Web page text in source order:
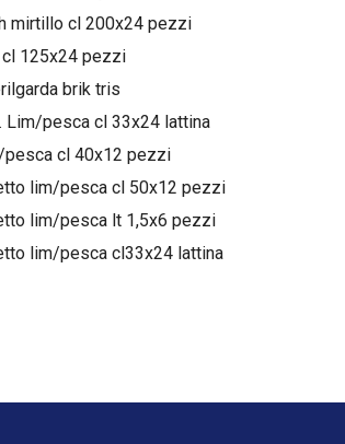
mirtillo cl 200x24 pezzi
125x24 pezzi
brik tris
Lim/pesca cl 33x24 lattina
pesca cl 40x12 pezzi
lim/pesca cl 50x12 pezzi
lim/pesca lt 1,5x6 pezzi
lim/pesca cl33x24 lattina